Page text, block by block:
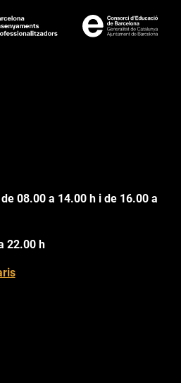
de 08.00 a 14.00 h i de 16.00 a
22.00 h